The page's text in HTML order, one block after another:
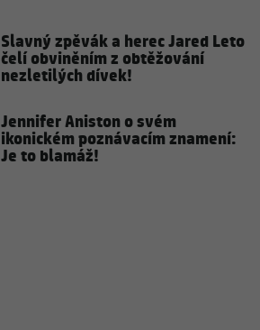
Slavný zpěvák a herec Jared Leto
čelí obviněním z obtěžování
nezletilých dívek!
Jennifer Aniston o svém
ikonickém poznávacím znamení:
Je to blamáž!